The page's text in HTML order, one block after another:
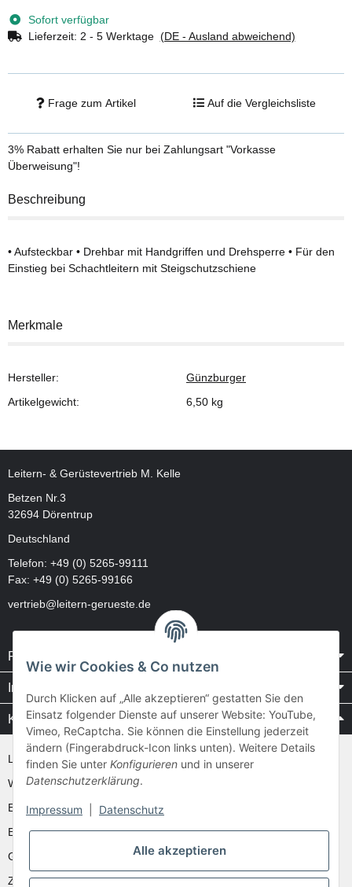
Sofort verfügbar
Lieferzeit: 2 - 5 Werktage (DE - Ausland abweichend)
Frage zum Artikel Auf die Vergleichsliste
3% Rabatt erhalten Sie nur bei Zahlungsart "Vorkasse
Überweisung"!
Beschreibung
• Aufsteckbar • Drehbar mit Handgriffen und Drehsperre • Für den
Einstieg bei Schachtleitern mit Steigschutzschiene
Merkmale
Hersteller:
Günzburger
Artikelgewicht:
6,50 kg
Leitern- & Gerüstevertrieb M. Kelle
Betzen Nr.3
32694 Dörentrup
Deutschland
Telefon: +49 (0) 5265-99111
Fax: +49 (0) 5265-99166
vertrieb@leitern-gerueste.de
Rechtliches
Informationen
Kataloge / Videos
Layher Videos und Downloads
WAKÜ
Ernst
Euroline
Günzburger
Zarges
Wie wir Cookies & Co nutzen
Durch Klicken auf „Alle akzeptieren“ gestatten Sie den
Einsatz folgender Dienste auf unserer Website: YouTube,
Vimeo, ReCaptcha. Sie können die Einstellung jederzeit
ändern (Fingerabdruck-Icon links unten). Weitere Details
finden Sie unter Konfigurieren und in unserer
Datenschutzerklärung.
Impressum Datenschutz
Alle akzeptieren